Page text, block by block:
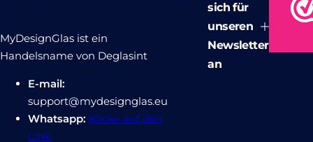
MyDesignGlas ist ein
Handelsname von Deglasint
E-mail:
support@mydesignglas.eu
Whatsapp: Klicke auf den
Link.
sich für
unseren
Newsletter
an